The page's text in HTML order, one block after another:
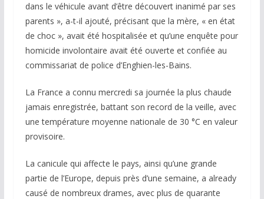
dans le véhicule avant d’être découvert inanimé par ses
parents », a-t-il ajouté, précisant que la mère, « en état
de choc », avait été hospitalisée et qu’une enquête pour
homicide involontaire avait été ouverte et confiée au
commissariat de police d’Enghien-les-Bains.
La France a connu mercredi sa journée la plus chaude
jamais enregistrée, battant son record de la veille, avec
une température moyenne nationale de 30 °C en valeur
provisoire.
La canicule qui affecte le pays, ainsi qu’une grande
partie de l’Europe, depuis près d’une semaine, a already
causé de nombreux drames, avec plus de quarante